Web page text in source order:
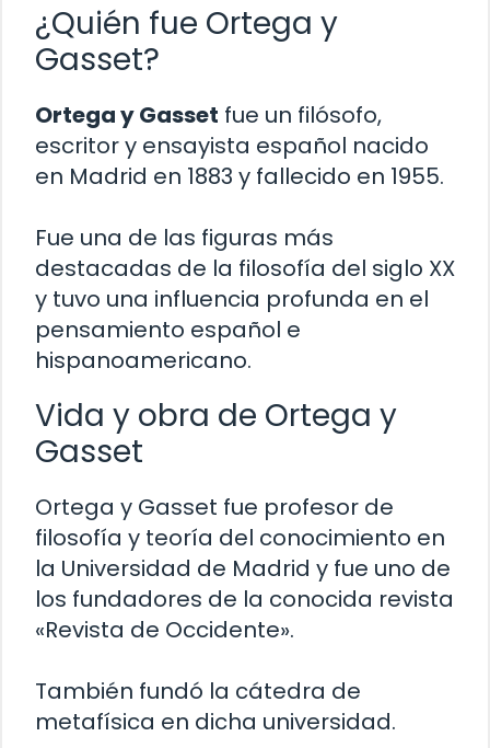
¿Quién fue Ortega y
Gasset?
Ortega y Gasset fue un filósofo,
escritor y ensayista español nacido
en Madrid en 1883 y fallecido en 1955.
Fue una de las figuras más
destacadas de la filosofía del siglo XX
y tuvo una influencia profunda en el
pensamiento español e
hispanoamericano.
Vida y obra de Ortega y
Gasset
Ortega y Gasset fue profesor de
filosofía y teoría del conocimiento en
la Universidad de Madrid y fue uno de
los fundadores de la conocida revista
«Revista de Occidente».
También fundó la cátedra de
metafísica en dicha universidad.